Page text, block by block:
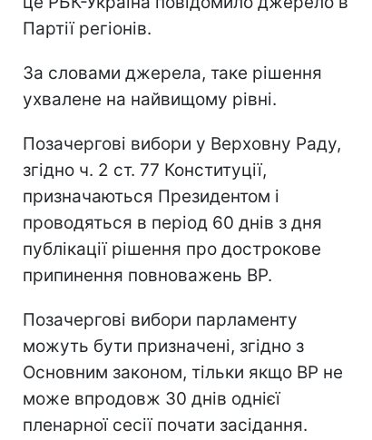
Партії регіонів.
За словами джерела, таке рішення
ухвалене на найвищому рівні.
Позачергові вибори у Верховну Раду,
згідно ч. 2 ст. 77 Конституції,
призначаються Президентом і
проводяться в період 60 днів з дня
публікації рішення про дострокове
припинення повноважень ВР.
Позачергові вибори парламенту
можуть бути призначені, згідно з
Основним законом, тільки якщо ВР не
може впродовж 30 днів однієї
пленарної сесії почати засідання.